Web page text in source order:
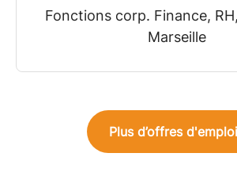
Fonctions corp. Finance,
Marseille
Plus d’offres d'emploi